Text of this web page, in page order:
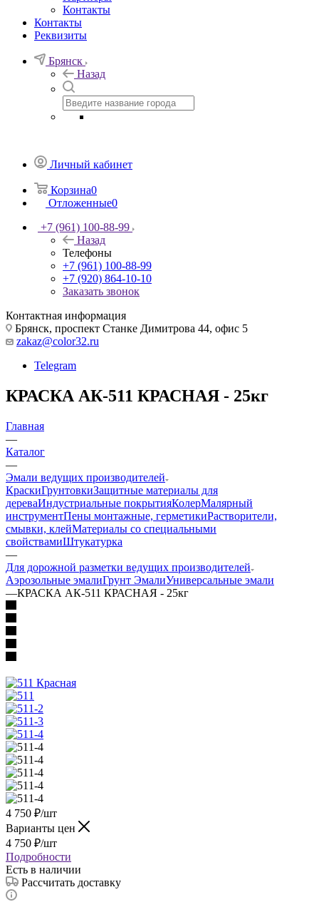
Контакты
Контакты
Реквизиты
Брянск
Назад
Личный кабинет
Корзина0
Отложенные0
+7 (961) 100-88-99
Назад
Телефоны
+7 (961) 100-88-99
+7 (920) 864-10-10
Заказать звонок
Контактная информация
Брянск, проспект Станке Димитрова 44, офис 5
zakaz@color32.ru
Telegram
КРАСКА АК-511 КРАСНАЯ - 25кг
Главная
—
Каталог
—
Эмали ведущих производителей
КраскиГрунтовкиЗащитные материалы для
дереваИндустриальные покрытияКолерМалярный
инструментПены монтажные, герметикиРастворители,
смывки, клейМатериалы со специальными
свойствамиШтукатурка
—
Для дорожной разметки ведущих производителей
Аэрозольные эмалиГрунт ЭмалиУниверсальные эмали
—КРАСКА АК-511 КРАСНАЯ - 25кг
4 750 ₽/шт
Варианты цен
4 750 ₽/шт
Подробности
Есть в наличии
Рассчитать доставку